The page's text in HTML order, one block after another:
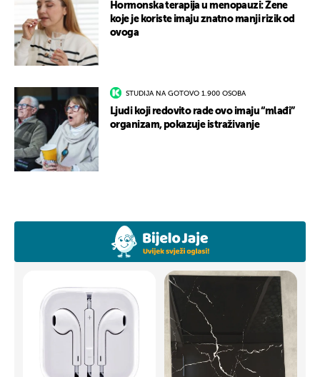
Hormonska terapija u menopauzi: Žene
koje je koriste imaju znatno manji rizik od
ovoga
STUDIJA NA GOTOVO 1.900 OSOBA
Ljudi koji redovito rade ovo imaju “mlađi”
organizam, pokazuje istraživanje